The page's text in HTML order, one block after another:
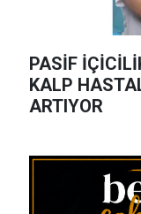
PASİF
KALP
ARTIYOR